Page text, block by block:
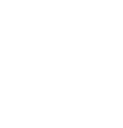
Remiantis apklausos
tinklų
šalių
parama
nacionalinio tinklo
ekspertų
) 2024–2025